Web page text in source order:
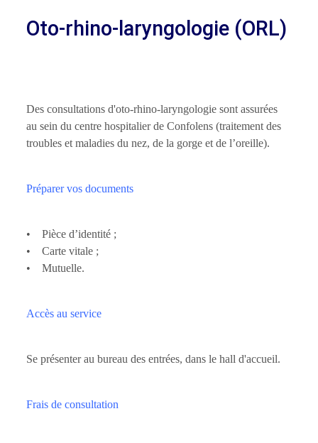
Oto-rhino-laryngologie (ORL)
Des consultations d'oto-rhino-laryngologie sont assurées
au sein du centre hospitalier de Confolens (traitement des
troubles et maladies du nez, de la gorge et de l’oreille).
Préparer vos documents
• Pièce d’identité ;
• Carte vitale ;
• Mutuelle.
Accès au service
Se présenter au bureau des entrées, dans le hall d'accueil.
Frais de consultation